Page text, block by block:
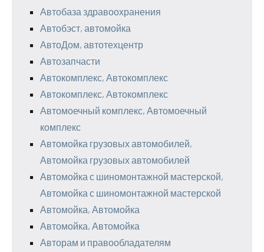
Автобаза здравоохранения
Автобэст, автомойка
АвтоДом, автотехцентр
Автозапчасти
Автокомплекс, Автокомплекс
Автокомплекс, Автокомплекс
Автомоечный комплекс, Автомоечный
комплекс
Автомойка грузовых автомобилей,
Автомойка грузовых автомобилей
Автомойка с шиномонтажной мастерской,
Автомойка с шиномонтажной мастерской
Автомойка, Автомойка
Автомойка, Автомойка
Авторам и правообладателям